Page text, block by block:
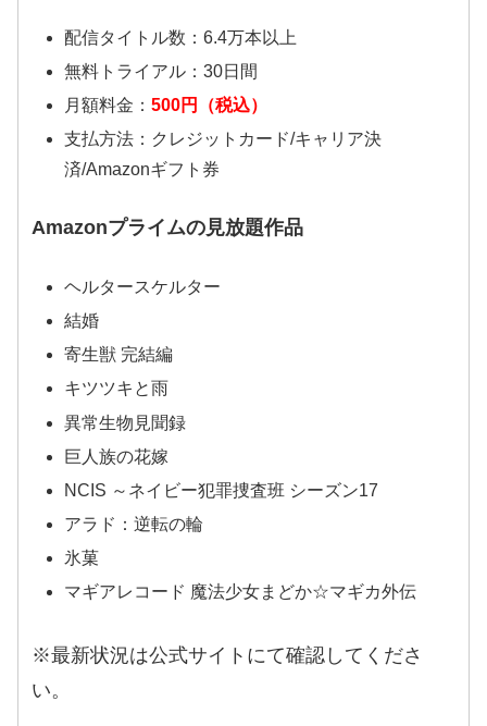
配信タイトル数：6.4万本以上
無料トライアル：30日間
月額料金： 500円（税込）
支払方法：クレジットカード/キャリア決
済/Amazonギフト券
Amazonプライムの見放題作品
ヘルタースケルター
結婚
寄生獣 完結編
キツツキと雨
異常生物見聞録
巨人族の花嫁
NCIS ～ネイビー犯罪捜査班 シーズン17
アラド：逆転の輪
氷菓
マギアレコード 魔法少女まどか☆マギカ外伝
※最新状況は公式サイトにて確認してくださ
い。